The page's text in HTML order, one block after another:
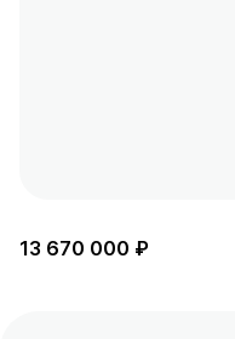
13 670 000 ₽